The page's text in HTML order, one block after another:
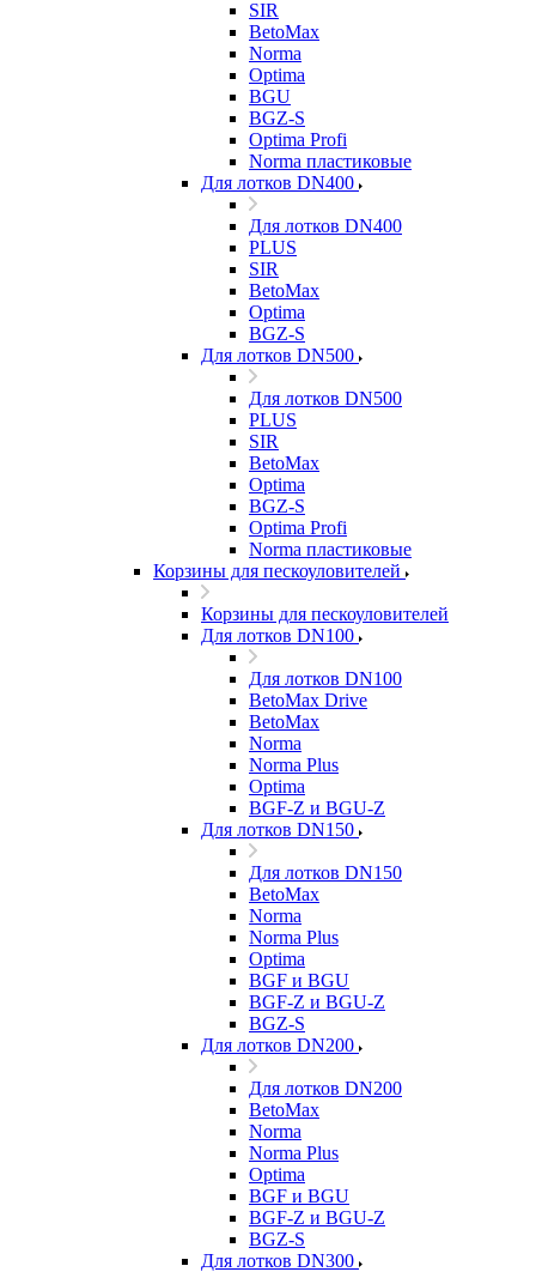
SIR
BetoMax
Norma
Optima
BGU
BGZ-S
Optima Profi
Norma пластиковые
Для лотков DN400
Для лотков DN400
PLUS
SIR
BetoMax
Optima
BGZ-S
Для лотков DN500
Для лотков DN500
PLUS
SIR
BetoMax
Optima
BGZ-S
Optima Profi
Norma пластиковые
Корзины для пескоуловителей
Корзины для пескоуловителей
Для лотков DN100
Для лотков DN100
BetoMax Drive
BetoMax
Norma
Norma Plus
Optima
BGF-Z и BGU-Z
Для лотков DN150
Для лотков DN150
BetoMax
Norma
Norma Plus
Optima
BGF и BGU
BGF-Z и BGU-Z
BGZ-S
Для лотков DN200
Для лотков DN200
BetoMax
Norma
Norma Plus
Optima
BGF и BGU
BGF-Z и BGU-Z
BGZ-S
Для лотков DN300